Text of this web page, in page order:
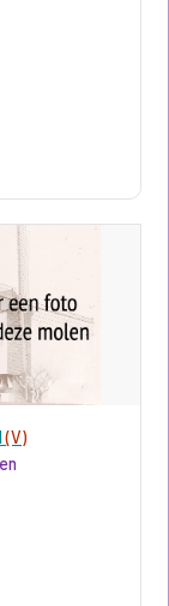
(V)